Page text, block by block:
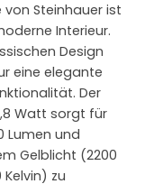
Steinhauer ist
Interieur.
Design
eine elegante
Der
Watt sorgt für
Lumen und
Gelblicht (2200
zu